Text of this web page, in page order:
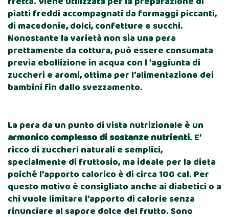
piatti freddi accompagnati da formaggi piccanti,
di macedonie, dolci, confetture e succhi.
Nonostante la varietà non sia una pera
prettamente da cottura, può essere consumata
previa ebollizione in acqua con l ’aggiunta di
zuccheri e aromi, ottima per l’alimentazione dei
bambini fin dallo svezzamento.
La pera da un punto di vista nutrizionale è un
armonico complesso di sostanze nutrienti. E’
ricco di zuccheri naturali e semplici,
specialmente di fruttosio, ma ideale per la dieta
poiché l’apporto calorico è di circa 100 cal. Per
questo motivo è consigliato anche ai diabetici o a
chi vuole limitare l’apporto di calorie senza
rinunciare al sapore dolce del frutto. Sono